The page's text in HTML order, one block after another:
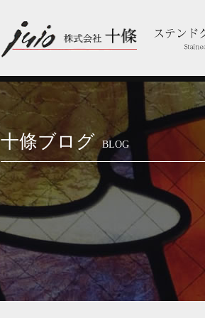
十條ブログ BLOG